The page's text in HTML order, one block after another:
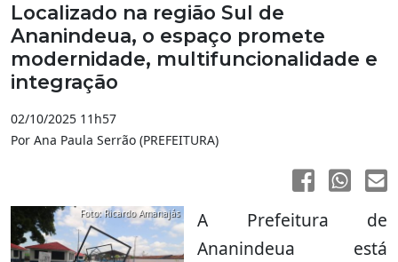
Localizado na região Sul de
Ananindeua, o espaço promete
modernidade, multifuncionalidade e
integração
02/10/2025 11h57
Por Ana Paula Serrão (PREFEITURA)
Foto: Ricardo Amanajás
A Prefeitura de
Ananindeua está